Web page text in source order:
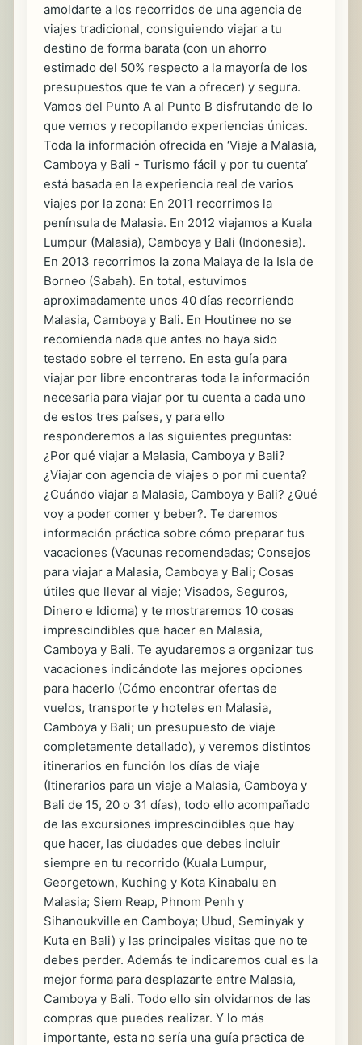
amoldarte a los recorridos de una agencia de
viajes tradicional, consiguiendo viajar a tu
destino de forma barata (con un ahorro
estimado del 50% respecto a la mayoría de los
presupuestos que te van a ofrecer) y segura.
Vamos del Punto A al Punto B disfrutando de lo
que vemos y recopilando experiencias únicas.
Toda la información ofrecida en ‘Viaje a Malasia,
Camboya y Bali - Turismo fácil y por tu cuenta’
está basada en la experiencia real de varios
viajes por la zona: En 2011 recorrimos la
península de Malasia. En 2012 viajamos a Kuala
Lumpur (Malasia), Camboya y Bali (Indonesia).
En 2013 recorrimos la zona Malaya de la Isla de
Borneo (Sabah). En total, estuvimos
aproximadamente unos 40 días recorriendo
Malasia, Camboya y Bali. En Houtinee no se
recomienda nada que antes no haya sido
testado sobre el terreno. En esta guía para
viajar por libre encontraras toda la información
necesaria para viajar por tu cuenta a cada uno
de estos tres países, y para ello
responderemos a las siguientes preguntas:
¿Por qué viajar a Malasia, Camboya y Bali?
¿Viajar con agencia de viajes o por mi cuenta?
¿Cuándo viajar a Malasia, Camboya y Bali? ¿Qué
voy a poder comer y beber?. Te daremos
información práctica sobre cómo preparar tus
vacaciones (Vacunas recomendadas; Consejos
para viajar a Malasia, Camboya y Bali; Cosas
útiles que llevar al viaje; Visados, Seguros,
Dinero e Idioma) y te mostraremos 10 cosas
imprescindibles que hacer en Malasia,
Camboya y Bali. Te ayudaremos a organizar tus
vacaciones indicándote las mejores opciones
para hacerlo (Cómo encontrar ofertas de
vuelos, transporte y hoteles en Malasia,
Camboya y Bali; un presupuesto de viaje
completamente detallado), y veremos distintos
itinerarios en función los días de viaje
(Itinerarios para un viaje a Malasia, Camboya y
Bali de 15, 20 o 31 días), todo ello acompañado
de las excursiones imprescindibles que hay
que hacer, las ciudades que debes incluir
siempre en tu recorrido (Kuala Lumpur,
Georgetown, Kuching y Kota Kinabalu en
Malasia; Siem Reap, Phnom Penh y
Sihanoukville en Camboya; Ubud, Seminyak y
Kuta en Bali) y las principales visitas que no te
debes perder. Además te indicaremos cual es la
mejor forma para desplazarte entre Malasia,
Camboya y Bali. Todo ello sin olvidarnos de las
compras que puedes realizar. Y lo más
importante, esta no sería una guía practica de